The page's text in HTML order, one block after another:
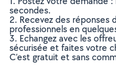
secondes.
2. Recevez des réponses
professionnels en
3. Echangez avec les
sécurisée et faites votre
C’est gratuit et sans